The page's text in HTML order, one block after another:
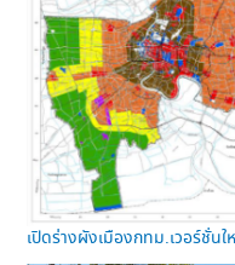
เปิดร่างผังเมืองกทม.เวอร์ชั่น